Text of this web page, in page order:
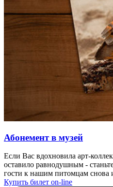
Абонемент в музей
Если Вас вдохновила арт-
оставило равнодушным -
гости к нашим питомцам снова
Купить билет on-line